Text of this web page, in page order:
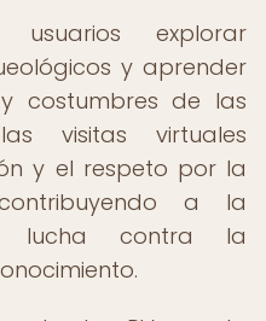
explorar
y aprender
costumbres de las
visitas virtuales
y el respeto por la
a la
lucha contra la